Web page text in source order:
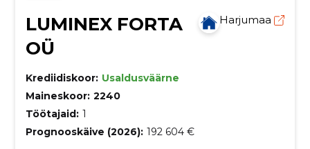
LUMINEX FORTA
OÜ
Harjumaa
Krediidiskoor: Usaldusväärne
Maineskoor: 2240
Töötajaid: 1
Prognooskäive (2026): 192 604 €